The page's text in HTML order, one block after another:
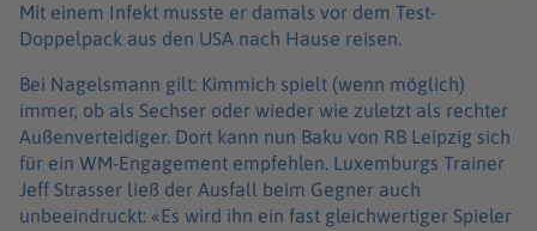
Mit einem Infekt musste er damals vor dem Test-
Doppelpack aus den USA nach Hause reisen.
Bei Nagelsmann gilt: Kimmich spielt (wenn möglich)
immer, ob als Sechser oder wieder wie zuletzt als rechter
Außenverteidiger. Dort kann nun Baku von RB Leipzig sich
für ein WM-Engagement empfehlen. Luxemburgs Trainer
Jeff Strasser ließ der Ausfall beim Gegner auch
unbeeindruckt: «Es wird ihn ein fast gleichwertiger Spieler